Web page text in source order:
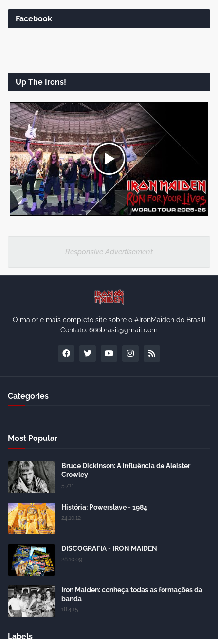
Facebook
Up The Irons!
Responsive Advertisement
O maior e mais completo site sobre o #IronMaiden do Brasil!
Contato: 666brasil@gmail.com
Categories
Most Popular
Bruce Dickinson: A influência de Aleister
Crowley
5.7.11
História: Powerslave - 1984
24.10.12
DISCOGRAFIA - IRON MAIDEN
28.10.09
Iron Maiden: conheça todas as formações da
banda
18.4.15
Labels